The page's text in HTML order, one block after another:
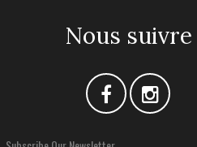
Nous suivre